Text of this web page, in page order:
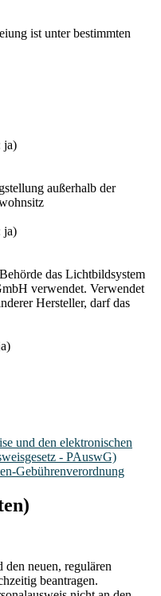
ist unter bestimmten
ja)
außerhalb der
ja)
das Lichtbildsystem
verwendet. Verwendet
Hersteller, darf das
und den elektronischen
- PAuswG)
Gebührenverordnung
neuen, regulären
beantragen.